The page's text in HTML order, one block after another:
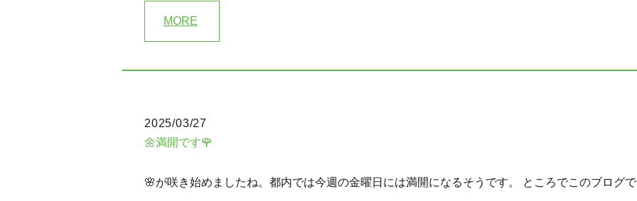
MORE
2025/03/27
🌼満開です🌹
🌸が咲き始めましたね。都内では今週の金曜日には満開になるそうです。 ところでこのブログ